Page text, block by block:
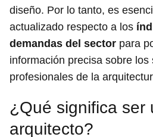
diseño. Por lo tanto, es
actualizado respecto a los
demandas del sector para
información precisa sobre los
profesionales de la
¿Qué significa ser
arquitecto?